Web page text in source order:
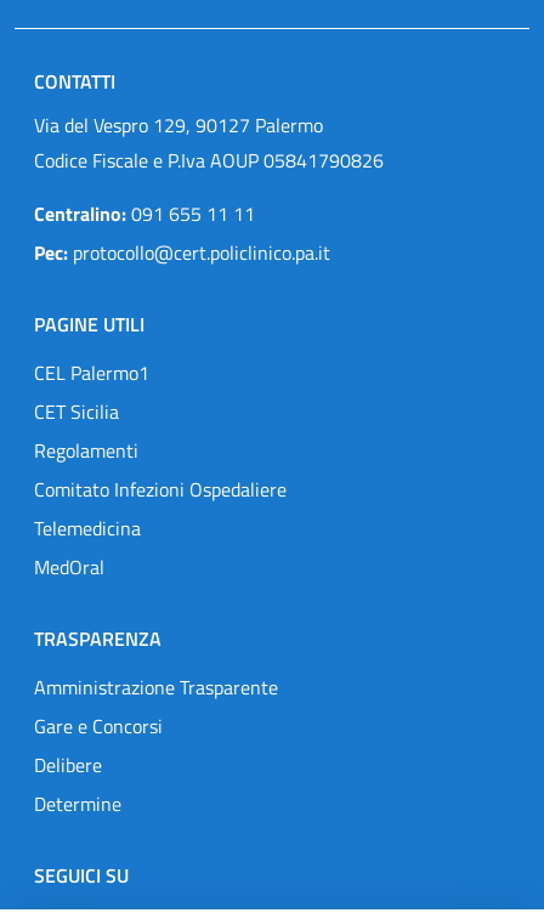
CONTATTI
Via del Vespro 129, 90127 Palermo
Codice Fiscale e P.Iva AOUP 05841790826
Centralino:091 655 11 11
Pec: protocollo@cert.policlinico.pa.it
PAGINE UTILI
CEL Palermo1
CET Sicilia
Regolamenti
Comitato Infezioni Ospedaliere
Telemedicina
MedOral
TRASPARENZA
Amministrazione Trasparente
Gare e Concorsi
Delibere
Determine
SEGUICI SU